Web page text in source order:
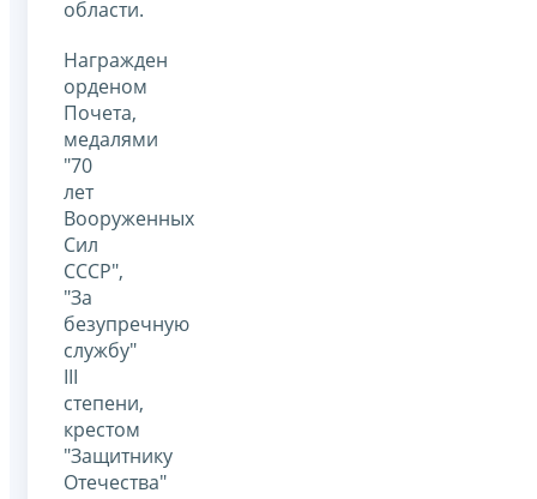
области.
Награжден
орденом
Почета,
медалями
"70
лет
Вооруженных
Сил
СССР",
"За
безупречную
службу"
III
степени,
крестом
"Защитнику
Отечества"